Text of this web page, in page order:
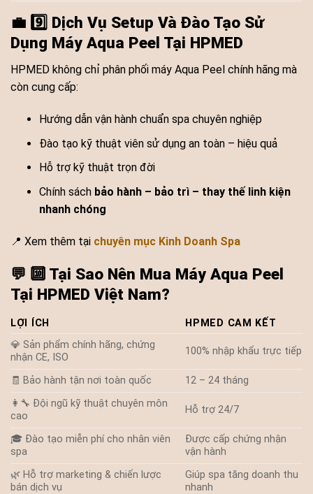
💼 9️⃣ Dịch Vụ Setup Và Đào Tạo Sử
Dụng Máy Aqua Peel Tại HPMED
HPMED không chỉ phân phối máy Aqua Peel chính hãng mà
còn cung cấp:
Hướng dẫn vận hành chuẩn spa chuyên nghiệp
Đào tạo kỹ thuật viên sử dụng an toàn – hiệu quả
Hỗ trợ kỹ thuật trọn đời
Chính sách bảo hành – bảo trì – thay thế linh kiện
nhanh chóng
📍 Xem thêm tại chuyên mục Kinh Doanh Spa
💬 🔟 Tại Sao Nên Mua Máy Aqua Peel
Tại HPMED Việt Nam?
LỢI ÍCH
HPMED CAM KẾT
💎 Sản phẩm chính hãng, chứng
nhận CE, ISO
100% nhập khẩu trực tiếp
🧾 Bảo hành tận nơi toàn quốc
12 – 24 tháng
👩‍🔧 Đội ngũ kỹ thuật chuyên môn
cao
Hỗ trợ 24/7
🎓 Đào tạo miễn phí cho nhân viên
spa
Được cấp chứng nhận
vận hành
🌿 Hỗ trợ marketing & chiến lược
bán dịch vụ
Giúp spa tăng doanh thu
nhanh